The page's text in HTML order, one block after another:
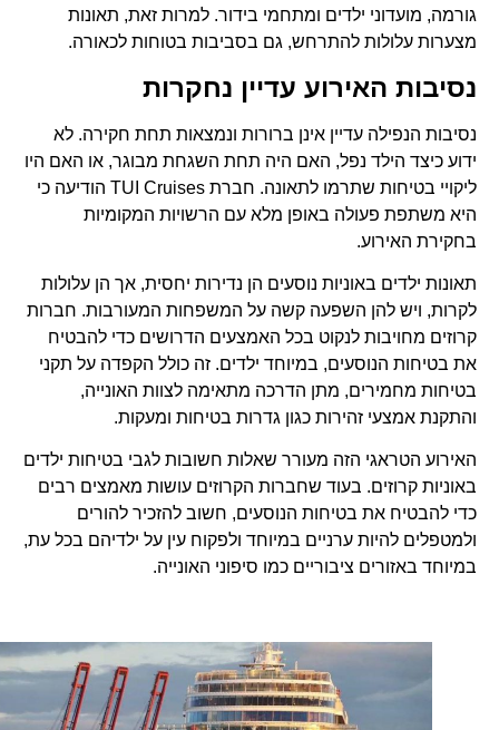
גורמה, מועדוני ילדים ומתחמי בידור. למרות זאת, תאונות
מצערות עלולות להתרחש, גם בסביבות בטוחות לכאורה.
נסיבות האירוע עדיין נחקרות
נסיבות הנפילה עדיין אינן ברורות ונמצאות תחת חקירה. לא
ידוע כיצד הילד נפל, האם היה תחת השגחת מבוגר, או האם היו
ליקויי בטיחות שתרמו לתאונה. חברת TUI Cruises הודיעה כי
היא משתפת פעולה באופן מלא עם הרשויות המקומיות
בחקירת האירוע.
תאונות ילדים באוניות נוסעים הן נדירות יחסית, אך הן עלולות
לקרות, ויש להן השפעה קשה על המשפחות המעורבות. חברות
קרוזים מחויבות לנקוט בכל האמצעים הדרושים כדי להבטיח
את בטיחות הנוסעים, במיוחד ילדים. זה כולל הקפדה על תקני
בטיחות מחמירים, מתן הדרכה מתאימה לצוות האונייה,
והתקנת אמצעי זהירות כגון גדרות בטיחות ומעקות.
האירוע הטראגי הזה מעורר שאלות חשובות לגבי בטיחות ילדים
באוניות קרוזים. בעוד שחברות הקרוזים עושות מאמצים רבים
כדי להבטיח את בטיחות הנוסעים, חשוב להזכיר להורים
ולמטפלים להיות ערניים במיוחד ולפקוח עין על ילדיהם בכל עת,
במיוחד באזורים ציבוריים כמו סיפוני האונייה.